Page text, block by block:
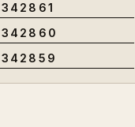
342861
342860
342859